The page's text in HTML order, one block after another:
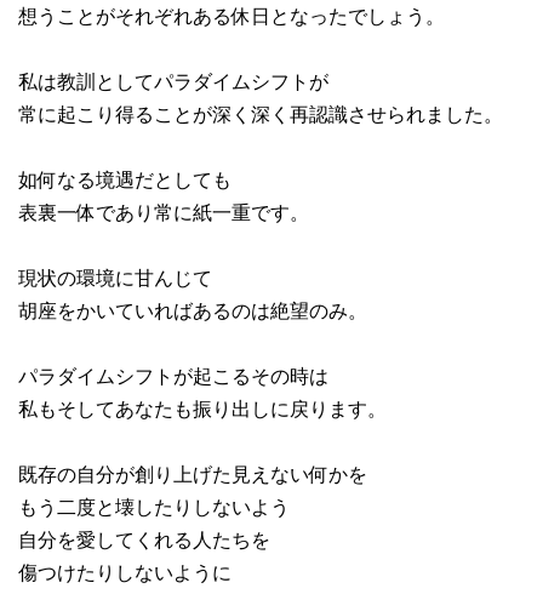
想うことがそれぞれある休日となったでしょう。
私は教訓としてパラダイムシフトが
常に起こり得ることが深く深く再認識させられました。
如何なる境遇だとしても
表裏一体であり常に紙一重です。
現状の環境に甘んじて
胡座をかいていればあるのは絶望のみ。
パラダイムシフトが起こるその時は
私もそしてあなたも振り出しに戻ります。
既存の自分が創り上げた見えない何かを
もう二度と壊したりしないよう
自分を愛してくれる人たちを
傷つけたりしないように